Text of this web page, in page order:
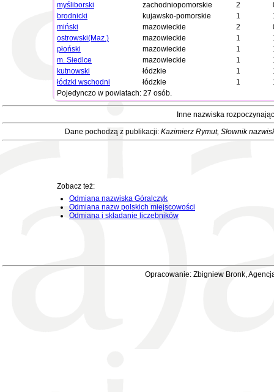
myśliborski
zachodniopomorskie 2
brodnicki
kujawsko-pomorskie 1
miński
mazowieckie 2
ostrowski(Maz.)
mazowieckie 1
płoński
mazowieckie 1
m. Siedlce
mazowieckie 1
kutnowski
łódzkie 1
łódzki wschodni
łódzkie 1
Pojedynczo w powiatach: 27 osób.
Inne nazwiska
Dane pochodzą z publikacji: Kazimierz Rymut, Słownik
Zobacz też:
Odmiana nazwiska Góralczyk
Odmiana nazw polskich miejscowości
Odmiana i składanie liczebników
Opracowanie: Zbigniew Bronk,